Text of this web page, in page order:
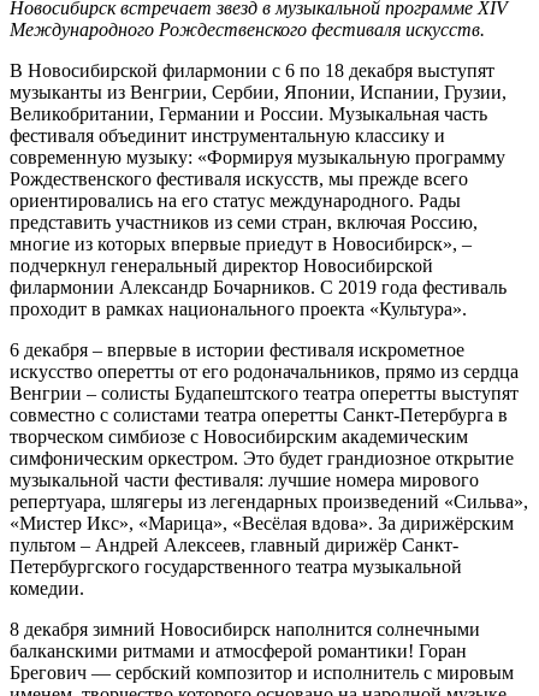
Новосибирск встречает звезд в музыкальной программе XIV
Международного Рождественского фестиваля искусств.
В Новосибирской филармонии с 6 по 18 декабря выступят
музыканты из Венгрии, Сербии, Японии, Испании, Грузии,
Великобритании, Германии и России. Музыкальная часть
фестиваля объединит инструментальную классику и
современную музыку: «Формируя музыкальную программу
Рождественского фестиваля искусств, мы прежде всего
ориентировались на его статус международного. Рады
представить участников из семи стран, включая Россию,
многие из которых впервые приедут в Новосибирск», –
подчеркнул генеральный директор Новосибирской
филармонии Александр Бочарников. С 2019 года фестиваль
проходит в рамках национального проекта «Культура».
6 декабря – впервые в истории фестиваля искрометное
искусство оперетты от его родоначальников, прямо из сердца
Венгрии – солисты Будапештского театра оперетты выступят
совместно с солистами театра оперетты Санкт-Петербурга в
творческом симбиозе с Новосибирским академическим
симфоническим оркестром. Это будет грандиозное открытие
музыкальной части фестиваля: лучшие номера мирового
репертуара, шлягеры из легендарных произведений «Сильва»,
«Мистер Икс», «Марица», «Весёлая вдова». За дирижёрским
пультом – Андрей Алексеев, главный дирижёр Санкт-
Петербургского государственного театра музыкальной
комедии.
8 декабря зимний Новосибирск наполнится солнечными
балканскими ритмами и атмосферой романтики! Горан
Брегович — сербский композитор и исполнитель с мировым